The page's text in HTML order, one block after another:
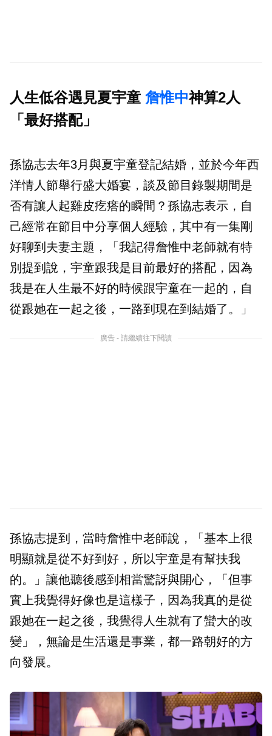
人生低谷遇見夏宇童 詹惟中神算2人
「最好搭配」
孫協志去年3月與夏宇童登記結婚，並於今年西
洋情人節舉行盛大婚宴，談及節目錄製期間是
否有讓人起雞皮疙瘩的瞬間？孫協志表示，自
己經常在節目中分享個人經驗，其中有一集剛
好聊到夫妻主題，「我記得詹惟中老師就有特
別提到說，宇童跟我是目前最好的搭配，因為
我是在人生最不好的時候跟宇童在一起的，自
從跟她在一起之後，一路到現在到結婚了。」
廣告 - 請繼續往下閱讀
孫協志提到，當時詹惟中老師說，「基本上很
明顯就是從不好到好，所以宇童是有幫扶我
的。」讓他聽後感到相當驚訝與開心，「但事
實上我覺得好像也是這樣子，因為我真的是從
跟她在一起之後，我覺得人生就有了蠻大的改
變」，無論是生活還是事業，都一路朝好的方
向發展。